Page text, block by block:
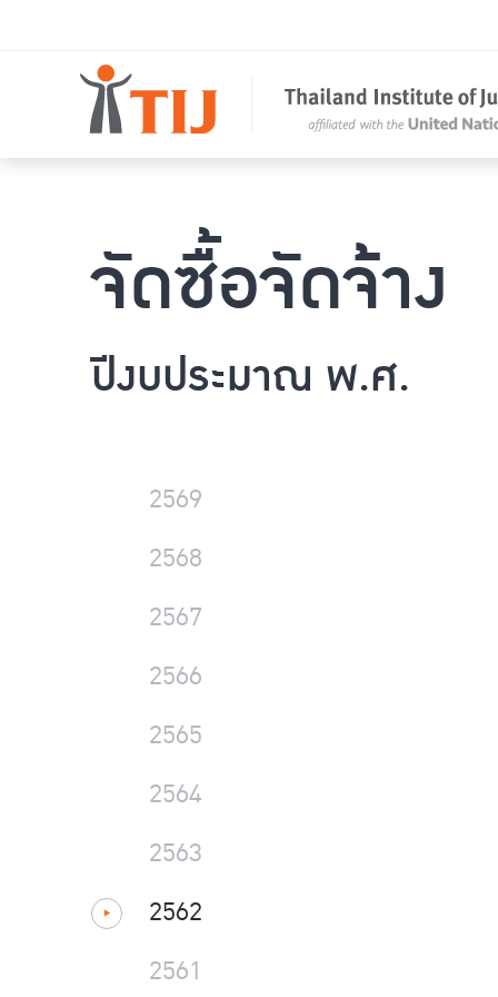
จัดซื้อจัดจ้าง
ปีงบประมาณ พ.ศ.
2569
2568
2567
2566
2565
2564
2563
2562
2561